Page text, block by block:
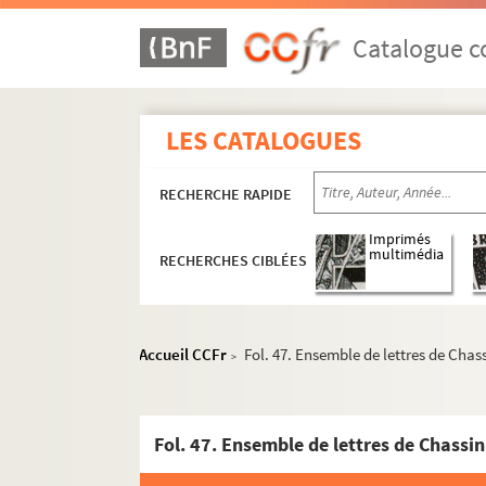
Catalogue
LES CATALOGUES
RECHERCHE RAPIDE
RECHERCHES CIBLÉES
Imprimés
multimédia
Accueil CCFr > Fol. 47. Ensemble de lettres de
Fol. 47. Ensemble de lettres de
Souvenirs et textes historiques